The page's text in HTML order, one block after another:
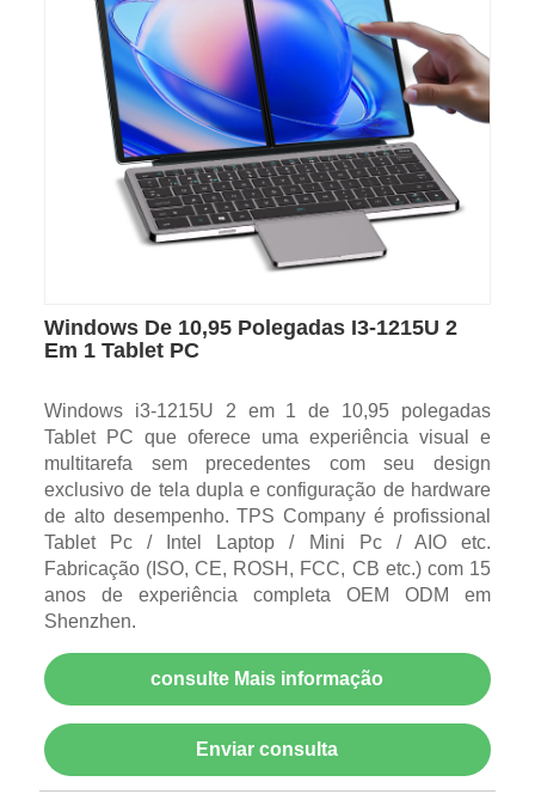
Windows De 10,95 Polegadas I3-1215U 2
Em 1 Tablet PC
Windows i3-1215U 2 em 1 de 10,95 polegadas
Tablet PC que oferece uma experiência visual e
multitarefa sem precedentes com seu design
exclusivo de tela dupla e configuração de hardware
de alto desempenho. TPS Company é profissional
Tablet Pc / Intel Laptop / Mini Pc / AIO etc.
Fabricação (ISO, CE, ROSH, FCC, CB etc.) com 15
anos de experiência completa OEM ODM em
Shenzhen.
consulte Mais informação
Enviar consulta